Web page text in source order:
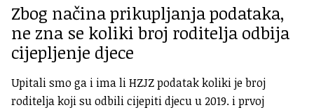
Zbog načina prikupljanja podataka,
ne zna se koliki broj roditelja odbija
cijepljenje djece
Upitali smo ga i ima li HZJZ podatak koliki je broj
roditelja koji su odbili cijepiti djecu u 2019. i prvoj